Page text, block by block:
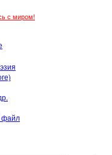
с миром!
файл